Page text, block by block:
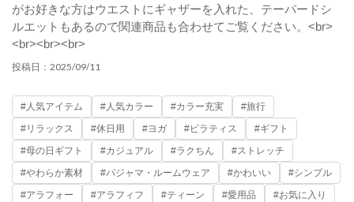
がお好きな方はウエストにギャザーを入れた、テーパードシ
ルエットもあるので関連商品も合わせてご覧ください。<br>
<br><br><br>
投稿日： 2025/09/11
#人気アイテム #人気カラー #カラー充実
#旅行
#リラックス
#休日用 #ヨガ #ピラティス
#ギフト
#母の日ギフト
#カジュアル #ラクちん
#ストレッチ
#やわらか素材
#パジャマ・ルームウェア #かわいい
#シンプル
#アラフォー
#アラフィフ #ティーン #愛用品
#お気に入り